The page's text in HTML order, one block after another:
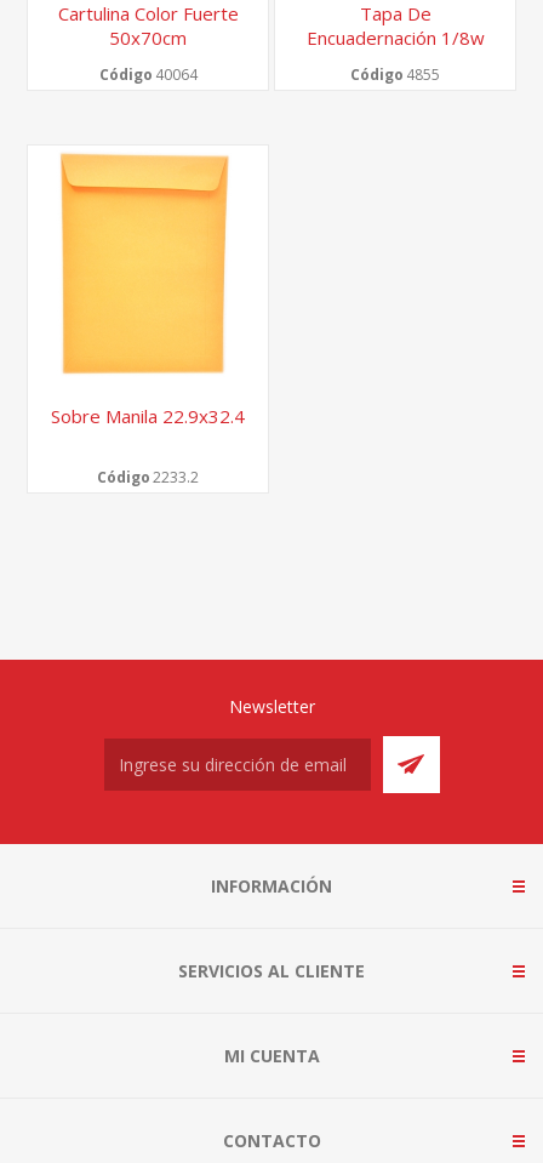
Cartulina Color Fuerte
50x70cm
Código 40064
Tapa De
Encuadernación 1/8w
25x36cm
Código 4855
Sobre Manila 22.9x32.4
Código2233.2
Newsletter
INFORMACIÓN
SERVICIOS AL CLIENTE
MI CUENTA
CONTACTO